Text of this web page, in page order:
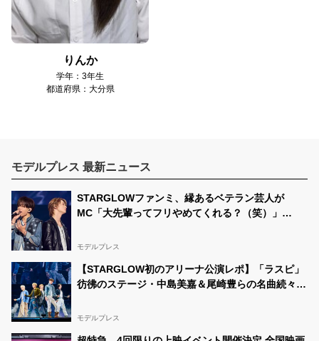
りんか
学年：3年生
都道府県：大分県
モデルプレス 最新ニュース
STARGLOWファンミ、縁あるベテラン芸人が
MC「大先輩ってフリやめてくれる？（笑）」
モデルプレス
【STARGLOW初のアリーナ公演レポ】「ラスピ」
彷彿のステージ・中島美嘉＆尾崎豊らの名曲続々カ
てくれたから幸せになったんだ」
モデルプレス